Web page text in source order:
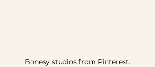
Bonesy studios from Pinterest.